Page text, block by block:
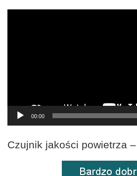
00:00
Czujnik jakości powietrza